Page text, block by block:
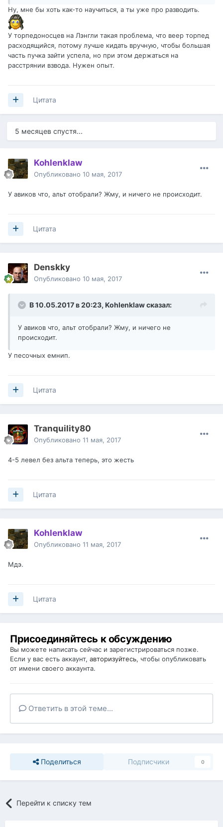
Ну, мне бы хоть как-то научиться, а ты уже про разводить.
У торпедоносцев на Лэнгли такая проблема, что веер торпед
расходящийся, потому лучше кидать вручную, чтобы большая
часть пучка зайти успела, но при этом держаться на
расстрянии взвода. Нужен опыт.
Цитата
5 месяцев спустя...
Kohlenklaw
Опубликовано 10 мая, 2017
У авиков что, альт отобрали? Жму, и ничего не происходит.
Цитата
Denskky
Опубликовано 10 мая, 2017
В 10.05.2017 в 20:23, Kohlenklawсказал:
У авиков что, альт отобрали? Жму, и ничего не
происходит.
У песочных емнип.
Цитата
Tranquility80
Опубликовано 11 мая, 2017
4-5 левел без альта теперь, это жесть
Цитата
Kohlenklaw
Опубликовано 11 мая, 2017
Мдэ.
Цитата
Присоединяйтесь к обсуждению
Вы можете написать сейчас и зарегистрироваться позже.
Если у вас есть аккаунт, авторизуйтесь, чтобы опубликовать
от имени своего аккаунта.
Ответить в этой теме...
Поделиться Подписчики 0
Перейти к списку тем